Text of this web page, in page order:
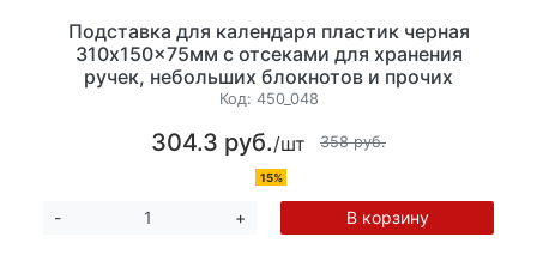
Подставка для календаря пластик черная
310x150x75мм с отсеками для хранения
ручек, небольших блокнотов и прочих
канцелярских принадлежностей.
Код: 450_048
304.3 руб./шт 358 руб.
15%
- + В корзину